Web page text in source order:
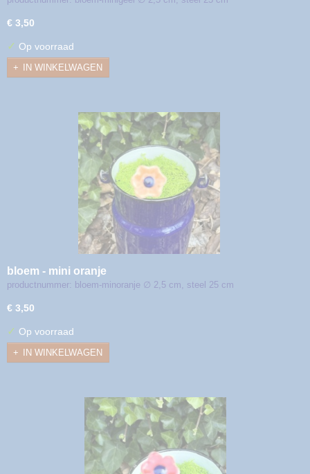
€ 3,50
✓ Op voorraad
IN WINKELWAGEN
bloem - mini oranje
productnummer: bloem-minoranje ∅ 2,5 cm, steel 25 cm
€ 3,50
✓ Op voorraad
IN WINKELWAGEN